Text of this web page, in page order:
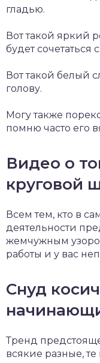
гладью.
Вот такой яркий
будет сочетаться
Вот такой белый
голову.
Могу также
помню часто его
Видео о
круговой
Всем тем, кто в
деятельности
жемчужным
работы и у вас
Снуд
Тренд
всякие разные, те